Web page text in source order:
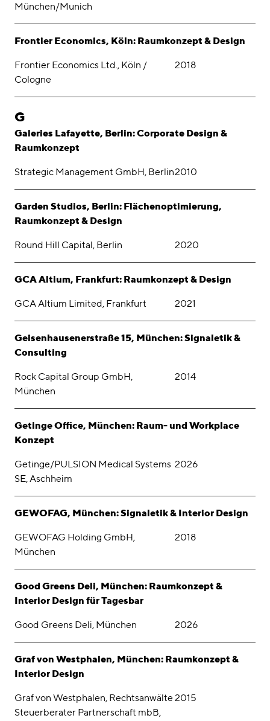
München/Munich
Frontier Economics, Köln: Raumkonzept & Design
Frontier Economics Ltd., Köln /
Cologne
2018
G
Galeries Lafayette, Berlin: Corporate Design &
Raumkonzept
Strategic Management GmbH, Berlin2010
Garden Studios, Berlin: Flächenoptimierung,
Raumkonzept & Design
Round Hill Capital, Berlin 2020
GCA Altium, Frankfurt: Raumkonzept & Design
GCA Altium Limited, Frankfurt 2021
Geisenhausenerstraße 15, München: Signaletik &
Consulting
Rock Capital Group GmbH,
München
2014
Getinge Office, München: Raum- und Workplace
Konzept
Getinge/PULSION Medical Systems
SE, Aschheim
2026
GEWOFAG, München: Signaletik & Interior Design
GEWOFAG Holding GmbH,
München
2018
Good Greens Deli, München: Raumkonzept &
Interior Design für Tagesbar
Good Greens Deli, München 2026
Graf von Westphalen, München: Raumkonzept &
Interior Design
Graf von Westphalen, Rechtsanwälte
Steuerberater Partnerschaft mbB,
2015